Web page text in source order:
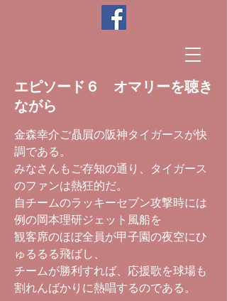
エピソード６ オマリーを聴き
ながら
金森幸介ご贔屓の阪神タイガースが快
調である。
みなさんもご存知の通り、タイガース
のファンは熱狂的だ。
自チームのラッキーセブン攻撃時には
例の岡本理研ジェット風船を
観客席のほぼ全員が甲子園の夜空にひ
ゅるるる飛ばし、
チームが勝利すれば、応援歌を球場も
割れんばかりに熱唱するのである。